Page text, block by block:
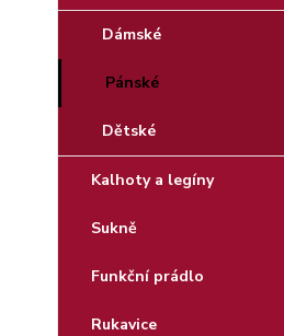
Dámské
Pánské
Dětské
Kalhoty a legíny
Sukně
Funkční prádlo
Rukavice